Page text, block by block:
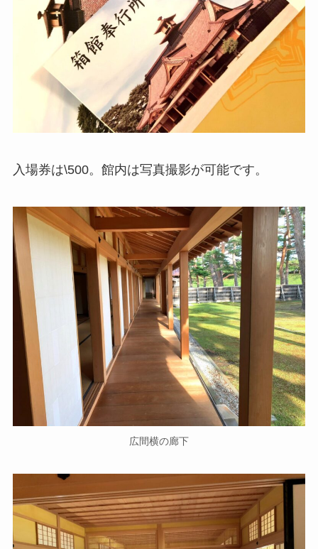
入場券は\500。館内は写真撮影が可能です。
広間横の廊下